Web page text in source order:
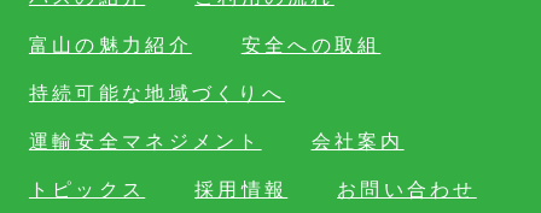
富山の魅力紹介 安全への取組
持続可能な地域づくりへ
運輸安全マネジメント 会社案内
トピックス 採用情報 お問い合わせ